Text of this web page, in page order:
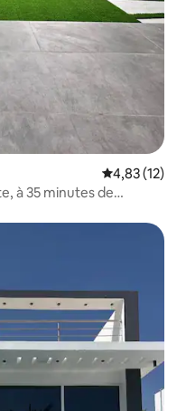
Évaluation
4,83 (12)
à 35 minutes de